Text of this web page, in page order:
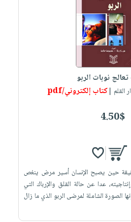
نوبات الربو
القلم |كتاب إلكتروني/pdf
4.50$
حين يصبح الإنسان أسير مرض ينغص
عدا عن حالة القلق والإرباك التي
الصورة الشاملة لمرضى الربو الذي ما زال